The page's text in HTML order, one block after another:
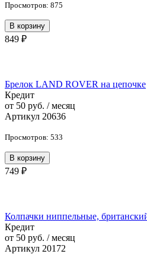
Просмотров: 875
В корзину
849 ₽
Брелок LAND ROVER на цепочке
Кредит
от 50 руб. / месяц
Артикул 20636
Просмотров: 533
В корзину
749 ₽
Колпачки ниппельные,
Кредит
от 50 руб. / месяц
Артикул 20172